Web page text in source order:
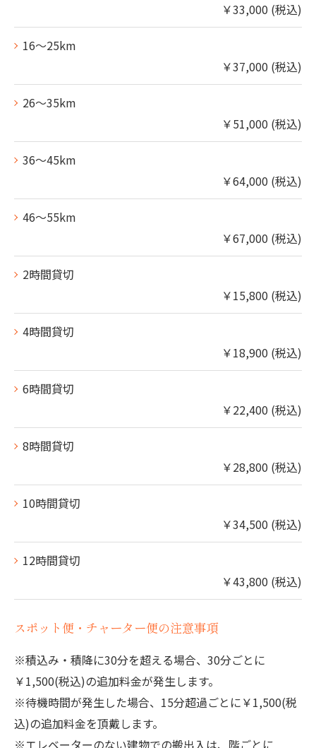
￥33,000 (税込)
16～25km
￥37,000 (税込)
26～35km
￥51,000 (税込)
36～45km
￥64,000 (税込)
46～55km
￥67,000 (税込)
2時間貸切
￥15,800 (税込)
4時間貸切
￥18,900 (税込)
6時間貸切
￥22,400 (税込)
8時間貸切
￥28,800 (税込)
10時間貸切
￥34,500 (税込)
12時間貸切
￥43,800 (税込)
スポット便・チャーター便の注意事項
※積込み・積降に30分を超える場合、30分ごとに
￥1,500(税込)の追加料金が発生します。
※待機時間が発生した場合、15分超過ごとに￥1,500(税
込)の追加料金を頂戴します。
※エレベーターのない建物での搬出入は、階ごとに